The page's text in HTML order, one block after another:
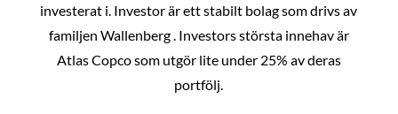
investerat i. Investor är ett stabilt bolag som drivs av
familjen Wallenberg . Investors största innehav är
Atlas Copco som utgör lite under 25% av deras
portfölj.